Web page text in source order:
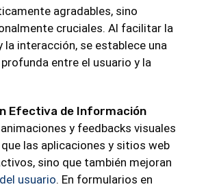
agradables, sino
cruciales. Al facilitar la
la interacción, se establece una
entre el usuario y la
Efectiva de Información
y feedbacks visuales
las aplicaciones y sitios web
sino que también mejoran
usuario. En formularios en